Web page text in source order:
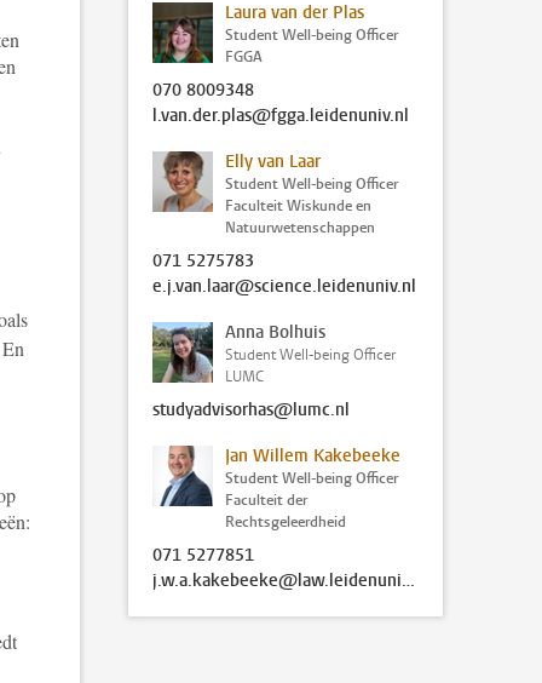
Laura van der Plas
Student Well-being Officer
FGGA
070 8009348
l.van.der.plas@fgga.leidenuniv.nl
Elly van Laar
Student Well-being Officer
Faculteit Wiskunde en
Natuurwetenschappen
071 5275783
e.j.van.laar@science.leidenuniv.nl
Anna Bolhuis
Student Well-being Officer
LUMC
studyadvisorhas@lumc.nl
Jan Willem Kakebeeke
Student Well-being Officer
Faculteit der
Rechtsgeleerdheid
071 5277851
j.w.a.kakebeeke@law.leidenuniv.nl